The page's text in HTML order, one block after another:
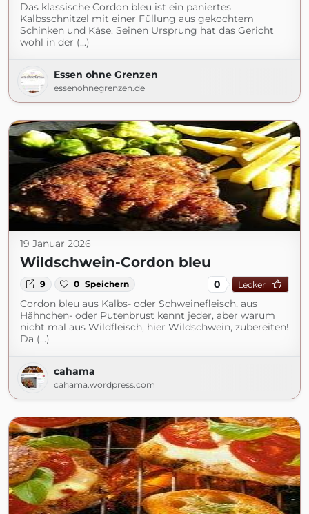
Das klassische Cordon bleu ist ein paniertes
Kalbsschnitzel mit einer Füllung aus gekochtem
Schinken und Käse. Seinen Ursprung hat das Gericht
wohl in der (...)
Essen ohne Grenzen
essenohnegrenzen.de
19 Januar 2026
Wildschwein-Cordon bleu
9 0 Speichern 0 Lecker
Cordon bleu aus Kalbs- oder Schweinefleisch, aus
Hähnchen- oder Putenbrust kennt jeder, aber warum
nicht mal aus Wildfleisch, hier Wildschwein, zubereiten!
Da (...)
cahama
cahama.wordpress.com